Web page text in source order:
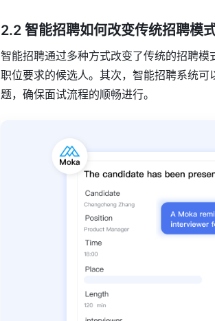
2.2 智能招聘如何改变传统招聘模
智能招聘通过多种方式改变了传统的招聘
职位要求的候选人。其次，智能招聘系统
题，确保面试流程的顺畅进行。